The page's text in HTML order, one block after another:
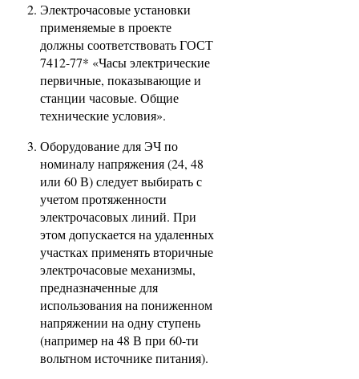
Электрочасовые установки
применяемые в проекте
должны соответствовать ГОСТ
7412-77* «Часы электрические
первичные, показывающие и
станции часовые. Общие
технические условия».
Оборудование для ЭЧ по
номиналу напряжения (24, 48
или 60 В) следует выбирать с
учетом протяженности
электрочасовых линий. При
этом допускается на удаленных
участках применять вторичные
электрочасовые механизмы,
предназначенные для
использования на пониженном
напряжении на одну ступень
(например на 48 В при 60-ти
вольтном источнике питания).